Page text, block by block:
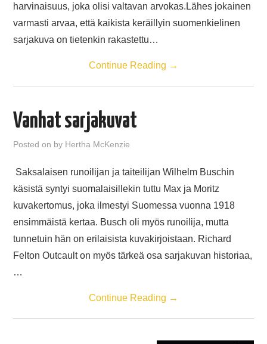
TAIDE JA SARJAKUVAHAHMOT
harvinaisuus, joka olisi valtavan arvokas.Lähes jokainen
varmasti arvaa, että kaikista keräillyin suomenkielinen
sarjakuva on tietenkin rakastettu…
Continue Reading →
Vanhat sarjakuvat
Posted on by Hertha McKenzie
Saksalaisen runoilijan ja taiteilijan Wilhelm Buschin
käsistä syntyi suomalaisillekin tuttu Max ja Moritz
kuvakertomus, joka ilmestyi Suomessa vuonna 1918
ensimmäistä kertaa. Busch oli myös runoilija, mutta
tunnetuin hän on erilaisista kuvakirjoistaan. Richard
Felton Outcault on myös tärkeä osa sarjakuvan historiaa,
…
Continue Reading →